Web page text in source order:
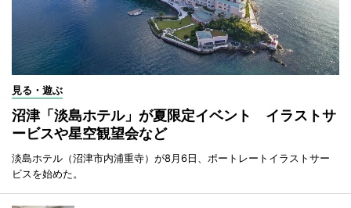
見る・遊ぶ
沼津「淡島ホテル」が夏限定イベント イラストサ
ービスや星空観望会など
淡島ホテル（沼津市内浦重寺）が8月6日、ポートレートイラストサー
ビスを始めた。